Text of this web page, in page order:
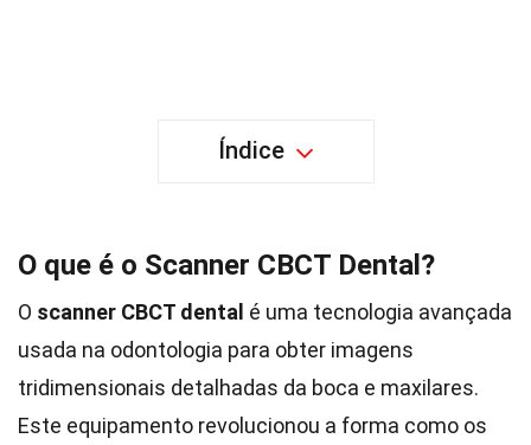
Índice
O que é o Scanner CBCT Dental?
O scanner CBCT dental é uma tecnologia avançada
usada na odontologia para obter imagens
tridimensionais detalhadas da boca e maxilares.
Este equipamento revolucionou a forma como os